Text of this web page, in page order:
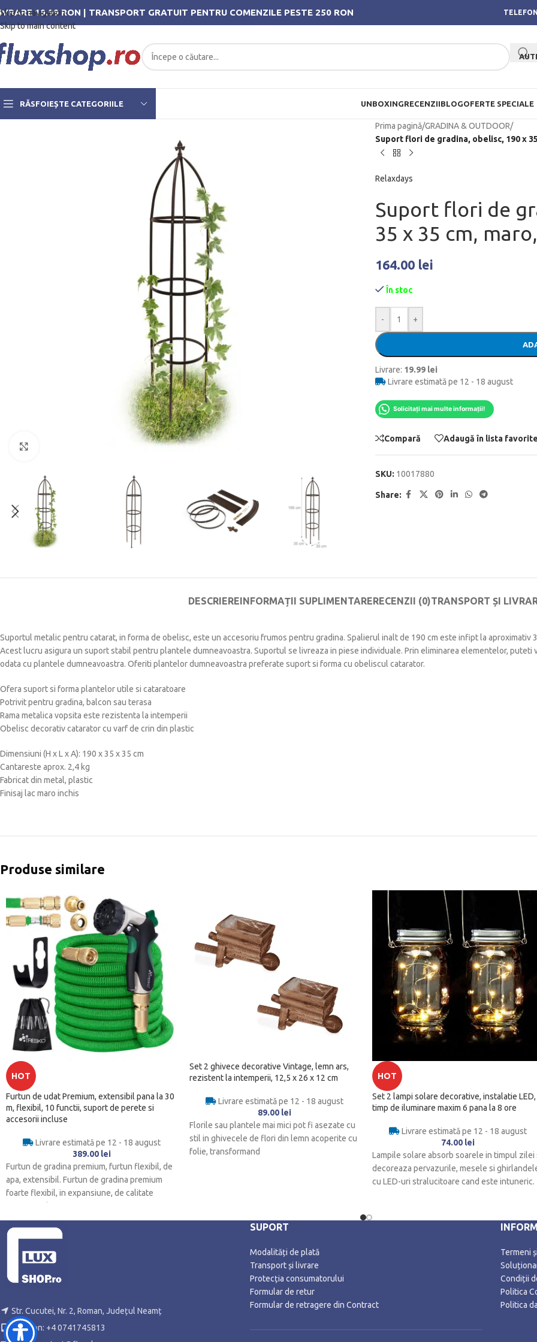
Skip to navigation
Skip to main content
19.99 RON | TRANSPORT GRATUIT PENTRU COMENZILE PESTE 250 RON
RĂSFOIEȘTE CATEGORIILE UNBOXINGRECENZIIBLOGOFERTE SPECIALE
Prima pagină/GRADINA & OUTDOOR/
Suport flori de gradina, obelisc, 190 x
Relaxdays
Suport flori de
35 x 35 cm,
164.00 lei
În stoc
- +
Livrare: 19.99 lei
Livrare estimată pe 12 - 18 august
Solicitați mai multe informații!
Compară Adaugă în lista favorite
SKU: 10017880
Share:
DESCRIEREINFORMAȚII SUPLIMENTARERECENZII (0)TRANSPORT ȘI
Suportul metalic pentru catarat, in forma de obelisc, este un accesoriu frumos pentru gradina. Spalierul inalt de 190 cm este infipt la aproximativ
Acest lucru asigura un suport stabil pentru plantele dumneavoastra. Suportul se livreaza in piese individuale. Prin eliminarea elementelor, puteti
odata cu plantele dumneavoastra. Oferiti plantelor dumneavoastra preferate suport si forma cu obeliscul catarator.
Ofera suport si forma plantelor utile si cataratoare
Potrivit pentru gradina, balcon sau terasa
Rama metalica vopsita este rezistenta la intemperii
Obelisc decorativ catarator cu varf de crin din plastic
Dimensiuni (H x L x A): 190 x 35 x 35 cm
Cantareste aprox. 2,4 kg
Fabricat din metal, plastic
Finisaj lac maro inchis
Produse similare
HOT
Furtun de udat Premium, extensibil pana la 30
m, flexibil, 10 functii, suport de perete si
accesorii incluse
Livrare estimată pe 12 - 18 august
389.00 lei
Furtun de gradina premium, furtun flexibil, de
apa, extensibil. Furtun de gradina premium
foarte flexibil, in expansiune, de calitate
Set 2 ghivece decorative Vintage, lemn ars,
rezistent la intemperii, 12,5 x 26 x 12 cm
Livrare estimată pe 12 - 18 august
89.00 lei
Florile sau plantele mai mici pot fi asezate cu
stil in ghivecele de flori din lemn acoperite cu
folie, transformand
HOT
Set 2 lampi solare decorative, instalatie LED,
timp de iluminare maxim 6 pana la 8 ore
Livrare estimată pe 12 - 18 august
74.00 lei
Lampile solare absorb soarele in timpul zilei
decoreaza pervazurile, mesele si
cu LED-uri stralucitoare cand este intuneric.
Str. Cucutei, Nr. 2, Roman, Județul Neamț
Telefon: +4 0741745813
SUPORT
Modalități de plată
Transport și livrare
Protecția consumatorului
Formular de retur
Formular de retragere din Contract
Termeni
Condiții
Politica
Politica